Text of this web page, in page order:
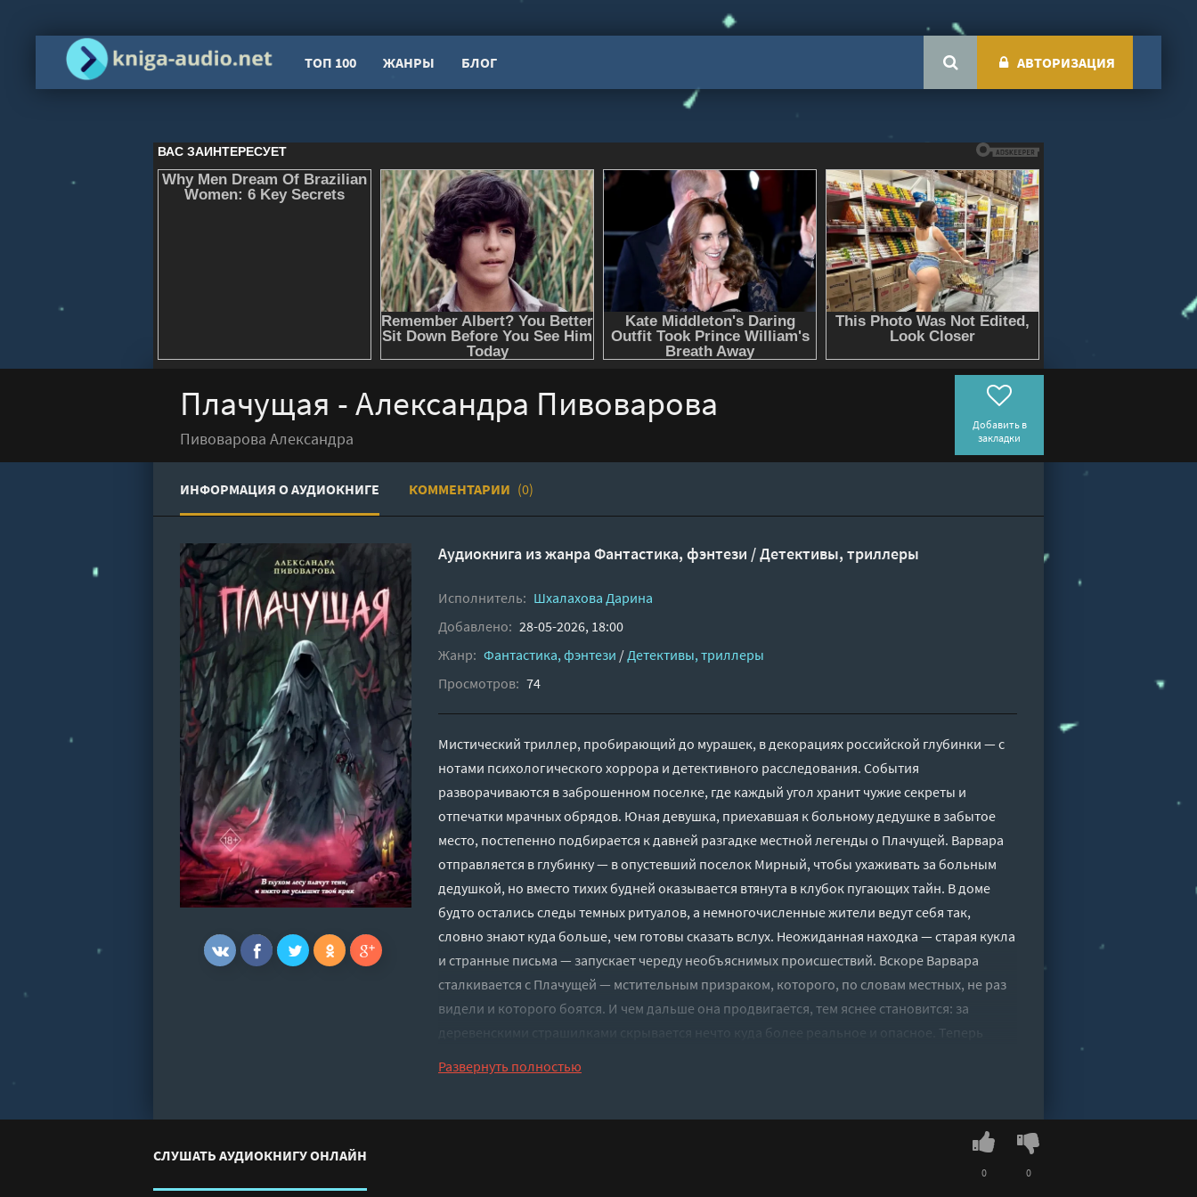
ТОП 100 ЖАНРЫ БЛОГ АВТОРИЗАЦИЯ
Плачущая - Александра Пивоварова
Пивоварова Александра
Добавить в
закладки
ИНФОРМАЦИЯ О АУДИОКНИГЕ КОММЕНТАРИИ (0)
Аудиокнига из жанраФантастика, фэнтези /Детективы, триллеры
Исполнитель: Шхалахова Дарина
Добавлено: 28-05-2026, 18:00
Жанр: Фантастика, фэнтези / Детективы, триллеры
Просмотров: 74
Мистический триллер, пробирающий до мурашек, в декорациях российской глубинки — с
нотами психологического хоррора и детективного расследования. События
разворачиваются в заброшенном поселке, где каждый угол хранит чужие секреты и
отпечатки мрачных обрядов. Юная девушка, приехавшая к больному дедушке в забытое
место, постепенно подбирается к давней разгадке местной легенды о Плачущей. Варвара
отправляется в глубинку — в опустевший поселок Мирный, чтобы ухаживать за больным
дедушкой, но вместо тихих будней оказывается втянута в клубок пугающих тайн. В доме
будто остались следы темных ритуалов, а немногочисленные жители ведут себя так,
словно знают куда больше, чем готовы сказать вслух. Неожиданная находка — старая кукла
и странные письма — запускает череду необъяснимых происшествий. Вскоре Варвара
сталкивается с Плачущей — мстительным призраком, которого, по словам местных, не раз
видели и которого боятся. И чем дальше она продвигается, тем яснее становится: за
деревенскими страшилками скрывается нечто куда более реальное и опасное. Теперь
самой. Успеет ли она докопаться до истины, прежде чем станет очередной жертвой этого
Развернуть полностью
СЛУШАТЬ АУДИОКНИГУ ОНЛАЙН
0 0